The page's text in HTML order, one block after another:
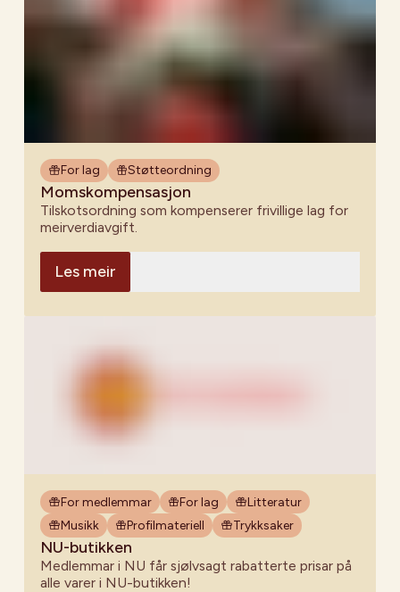
For lag Støtteordning
Momskompensasjon
Tilskotsordning som kompenserer frivillige lag for
meirverdiavgift.
Les meir
For medlemmar For lag
Litteratur
Musikk
Profilmateriell Trykksaker
NU-butikken
Medlemmar i NU får sjølvsagt rabatterte prisar på
alle varer i NU-butikken!